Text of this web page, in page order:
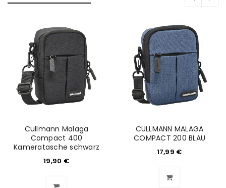
ANMELDEN
Cullmann Malaga
Compact 400
Kameratasche schwarz
19,90 €
CULLMANN MALAGA
COMPACT 200 BLAU
17,99 €